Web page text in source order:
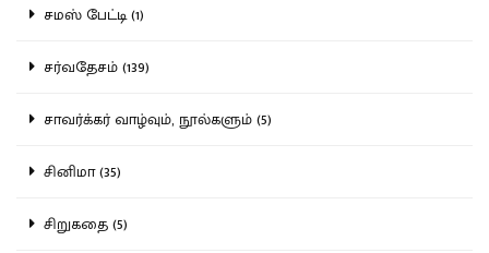
சமஸ் பேட்டி (1)
சர்வதேசம் (139)
சாவர்க்கர் வாழ்வும், நூல்களும் (5)
சினிமா (35)
சிறுகதை (5)